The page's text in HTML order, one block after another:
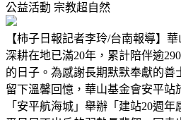
公益活動 宗教超自然
【柿子日報記者李玲/台南報導】
深耕在地已滿20年，累計陪伴逾
的日子。為感謝長期默默奉獻的善
留下溫馨回憶，華山基金會安平站
「安平航海城」舉辦「建站20週